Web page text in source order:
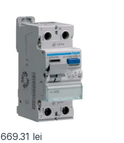
669.31 lei